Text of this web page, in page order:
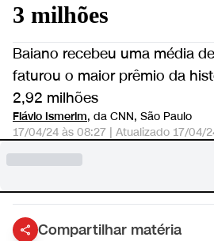
3 milhões
Baiano recebeu uma média
faturou o maior prêmio da
2,92 milhões
Flávio Ismerim, da CNN, São Paulo
17/04/24 às 08:27 | Atualizado 17/04/
Compartilhar matéria